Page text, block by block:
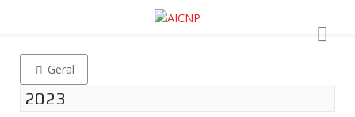
Geral
2023